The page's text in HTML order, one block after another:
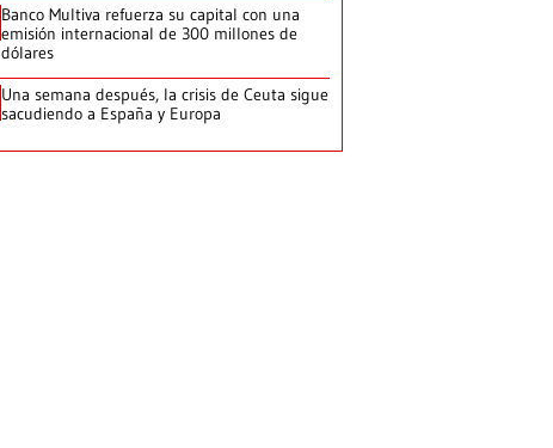
Banco Multiva refuerza su capital con una
emisión internacional de 300 millones de
dólares
Una semana después, la crisis de Ceuta sigue
sacudiendo a España y Europa